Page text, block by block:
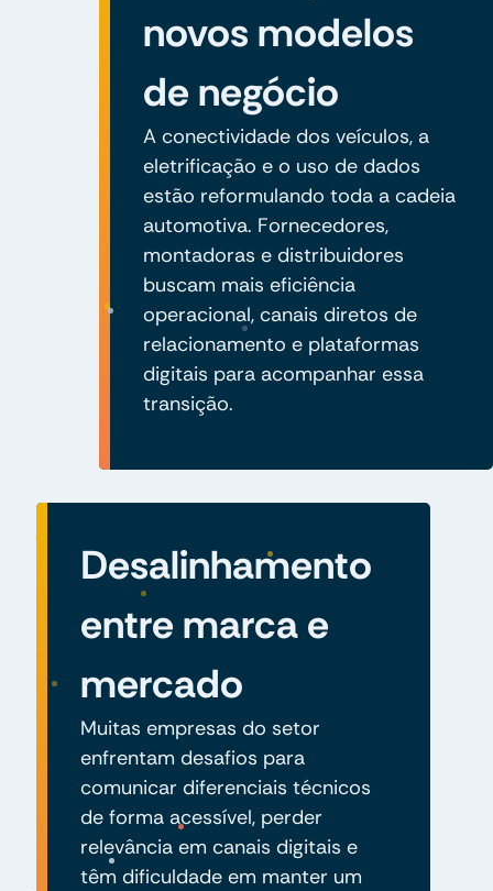
novos modelos
de negócio
A conectividade dos veículos, a
eletrificação e o uso de dados
estão reformulando toda a cadeia
automotiva. Fornecedores,
montadoras e distribuidores
buscam mais eficiência
operacional, canais diretos de
relacionamento e plataformas
digitais para acompanhar essa
transição.
Desalinhamento
entre marca e
mercado
Muitas empresas do setor
enfrentam desafios para
comunicar diferenciais técnicos
de forma acessível, perder
relevância em canais digitais e
têm dificuldade em manter um